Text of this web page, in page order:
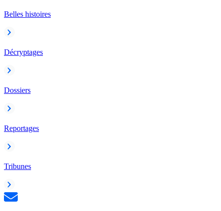
Belles histoires
Décryptages
Dossiers
Reportages
Tribunes